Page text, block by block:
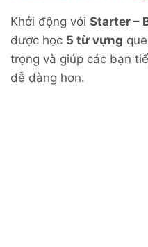
Khởi động với Starter –
được học 5 từ vựng
trọng và giúp các bạn
dễ dàng hơn.